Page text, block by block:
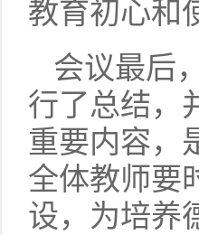
教育初心和
会议最后
行了总结，
重要内容，
全体教师要
设，为培养